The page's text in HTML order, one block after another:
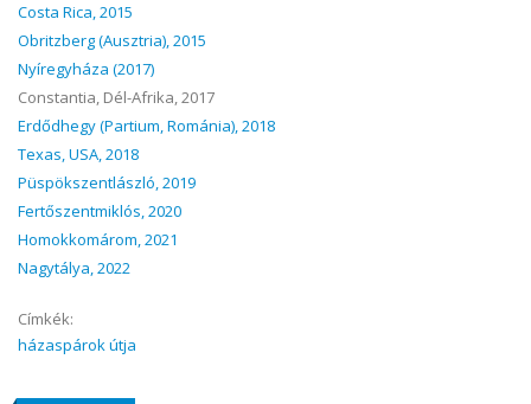
Costa Rica, 2015
Obritzberg (Ausztria), 2015
Nyíregyháza (2017)
Constantia, Dél-Afrika, 2017
Erdődhegy (Partium, Románia), 2018
Texas, USA, 2018
Püspökszentlászló, 2019
Fertőszentmiklós, 2020
Homokkomárom, 2021
Nagytálya, 2022
Címkék:
házaspárok útja